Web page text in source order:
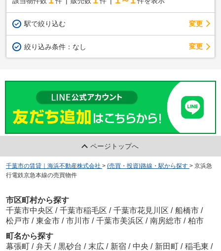
駅で絞り込む 変更
絞り込み条件： なし 変更
ページトップへ
千葉市の賃貸｜海浜不動産株式会社 > (売買・投資)路線・駅から探す > 京浜急
行電鉄京急本線の売買物件
市区町村から探す
千葉市中央区 / 千葉市稲毛区 / 千葉市花見川区 / 船橋市 /
松戸市 / 東金市 / 市川市 / 千葉市美浜区 / 南房総市 / 柏市
町名から探す
幕張町 / 弁天 / 黒砂台 / 末広 / 新宿 / 中央 / 新田町 / 稲毛東 /